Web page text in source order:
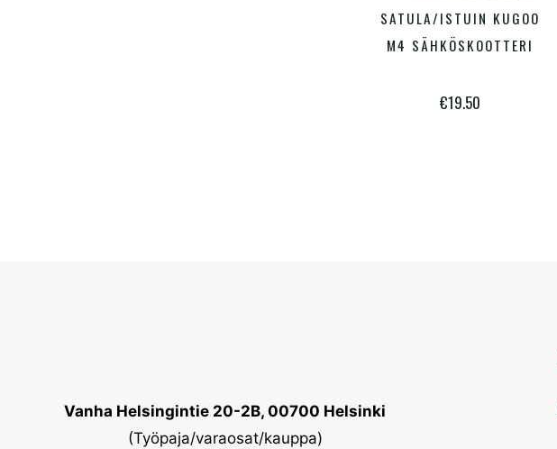
LISÄÄ OSTOSKORIIN
SATULA/ISTUIN KUGOO
M4 SÄHKÖSKOOTTERI
€19.50
Vanha Helsingintie 20-2B, 00700 Helsinki
(Työpaja/varaosat/kauppa)